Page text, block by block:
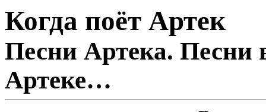
Когда поёт Артек
Песни Артека. Песни
Артеке…